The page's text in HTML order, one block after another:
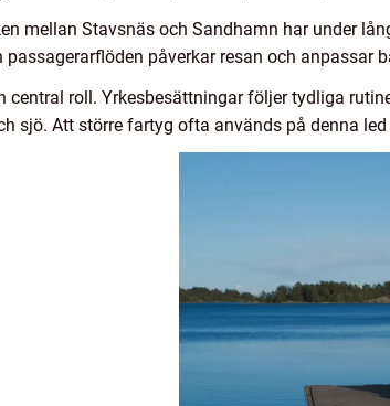
mellan Stavsnäs och Sandhamn har under
passagerarflöden påverkar resan och anpassar
central roll. Yrkesbesättningar följer tydliga
sjö. Att större fartyg ofta används på denna